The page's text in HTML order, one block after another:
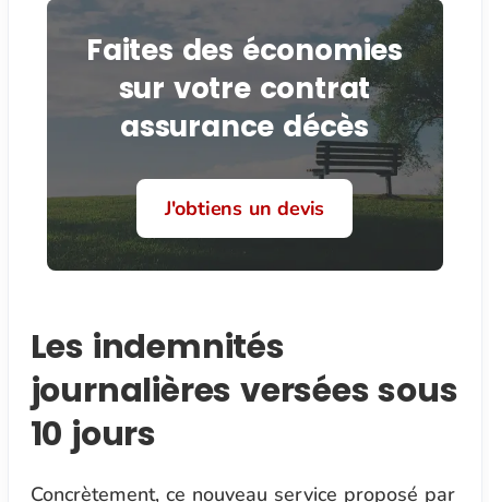
Faites des économies
sur votre contrat
assurance décès
J'obtiens un devis
Les indemnités
journalières versées sous
10 jours
Concrètement, ce nouveau service proposé par